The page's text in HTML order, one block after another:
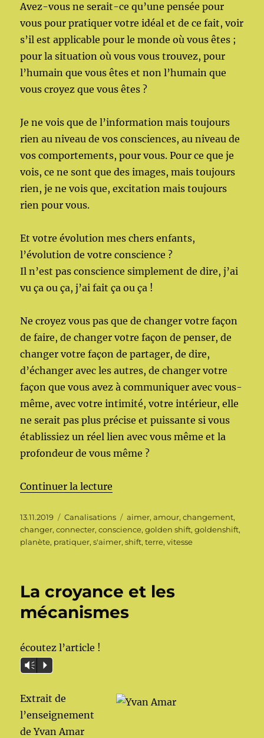
Avez-vous ne serait-ce qu’une pensée pour
vous pour pratiquer votre idéal et de ce fait, voir
s’il est applicable pour le monde où vous êtes ;
pour la situation où vous vous trouvez, pour
l’humain que vous êtes et non l’humain que
vous croyez que vous êtes ?
Je ne vois que de l’information mais toujours
rien au niveau de vos consciences, au niveau de
vos comportements, pour vous. Pour ce que je
vois, ce ne sont que des images, mais toujours
rien, je ne vois que, excitation mais toujours
rien pour vous.
Et votre évolution mes chers enfants,
l’évolution de votre conscience ?
Il n’est pas conscience simplement de dire, j’ai
vu ça ou ça, j’ai fait ça ou ça !
Ne croyez vous pas que de changer votre façon
de faire, de changer votre façon de penser, de
changer votre façon de partager, de dire,
d’échanger avec les autres, de changer votre
façon que vous avez à communiquer avec vous-
même, avec votre intimité, votre intérieur, elle
ne serait pas plus précise et puissante si vous
établissiez un réel lien avec vous même et la
profondeur de vous même ?
Continuer la lecture
Publié
le
13.11.2019 Catégories
Canalisations Étiquettes
aimer,amour,changement,
changer,connecter,conscience,golden shift,goldenshift,
planète, pratiquer,s'aimer,shift,terre,vitesse
La croyance et les
mécanismes
écoutez l’article !
Vm P
Extrait de
l’enseignement
de Yvan Amar